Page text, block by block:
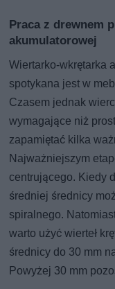
Praca z drewnem
akumulatorowej
Wiertarko-wkrętarka
spotykana jest w
Czasem jednak
wymagające niż
zapamiętać kilka
Najważniejszym
centrującego. Kiedy
średniej średnicy
spiralnego.
warto użyć wierteł
średnicy do 30 mm
Powyżej 30 mm